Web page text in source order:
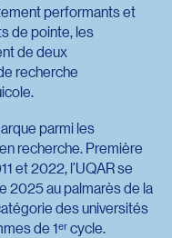
performants et
de pointe, les
de deux
recherche
parmi les
recherche. Première
et 2022, l’UQAR se
2025 au palmarès de la
des universités
de 1ᵉʳ cycle.